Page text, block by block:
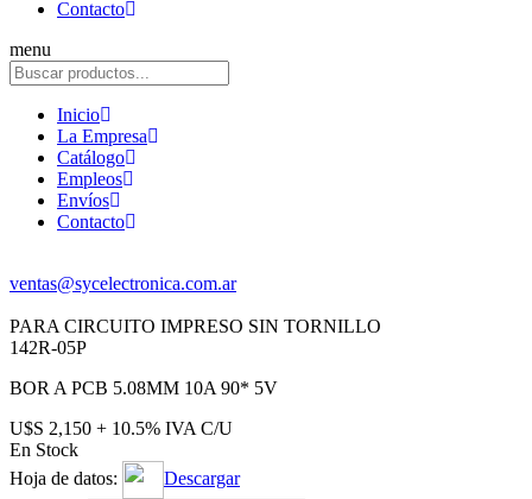
Contacto
menu
Inicio
La Empresa
Catálogo
Empleos
Envíos
Contacto
ventas@sycelectronica.com.ar
PARA CIRCUITO IMPRESO SIN TORNILLO
142R-05P
BOR A PCB 5.08MM 10A 90* 5V
U$S 2,150 + 10.5% IVA C/U
En Stock
Hoja de datos:
Descargar